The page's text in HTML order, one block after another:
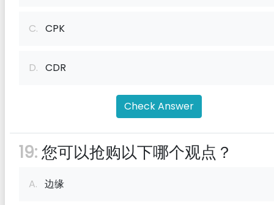
C. CPK
D. CDR
Check Answer
19:您可以抢购以下哪个观点？
A. 边缘